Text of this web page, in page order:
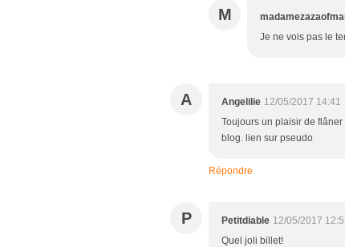
M
Je ne vois pas le
A Angelilie 12/05/2017 14:41
Toujours un plaisir de
blog. lien sur pseudo
Répondre
P Petitdiable 12/05/2017
Quel joli billet!